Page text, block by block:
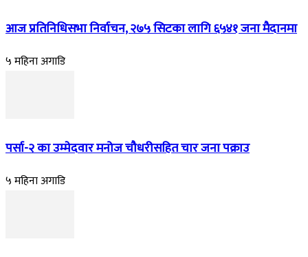
आज प्रतिनिधिसभा निर्वाचन, २७५ सिटका लागि ६५४१ जना मैदानमा
५ महिना अगाडि
पर्सा-२ का उम्मेदवार मनोज चौधरीसहित चार जना पक्राउ
५ महिना अगाडि